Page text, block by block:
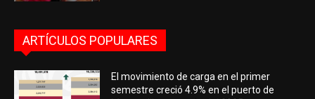
ARTÍCULOS POPULARES
El movimiento de carga en el primer
semestre creció 4.9% en el puerto de